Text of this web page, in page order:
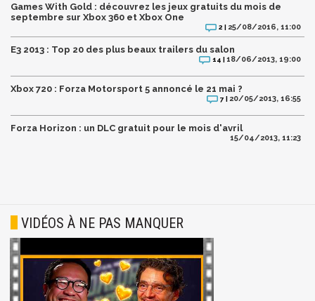
Games With Gold : découvrez les jeux gratuits du mois de
septembre sur Xbox 360 et Xbox One
2 | 25/08/2016, 11:00
E3 2013 : Top 20 des plus beaux trailers du salon
14 |18/06/2013, 19:00
Xbox 720 : Forza Motorsport 5 annoncé le 21 mai ?
7 | 20/05/2013, 16:55
Forza Horizon : un DLC gratuit pour le mois d'avril
15/04/2013, 11:23
VIDÉOS À NE PAS MANQUER